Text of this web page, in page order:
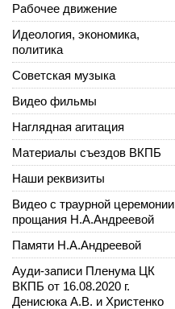
Рабочее движение
Идеология, экономика,
политика
Советская музыка
Видео фильмы
Наглядная агитация
Материалы съездов ВКПБ
Наши реквизиты
Видео с траурной церемонии
прощания Н.А.Андреевой
Памяти Н.А.Андреевой
Ауди-записи Пленума ЦК
ВКПБ от 16.08.2020 г.
Денисюка А.В. и Христенко